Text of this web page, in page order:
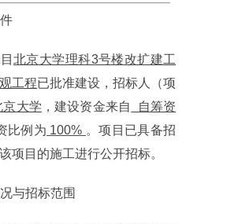
北京大学理科3号楼改扩建工
工程已批准建设，招标人（项
京大学 ，建设资金来自
自筹资
比例为 100% 。项目已具备招
项目的施工进行公开招标。
与招标范围